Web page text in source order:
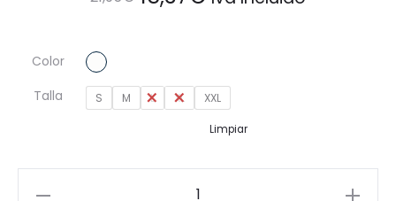
original
21,95€.
actual
es:
15,37€.
Color
Talla
S M L XL XXL
Limpiar